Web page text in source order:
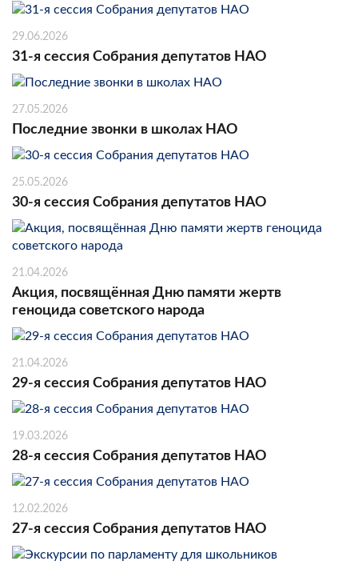
29.06.2026
31-я сессия Собрания депутатов НАО
27.05.2026
Последние звонки в школах НАО
25.05.2026
30-я сессия Собрания депутатов НАО
21.04.2026
Акция, посвящённая Дню памяти жертв
геноцида советского народа
21.04.2026
29-я сессия Собрания депутатов НАО
19.03.2026
28-я сессия Собрания депутатов НАО
12.02.2026
27-я сессия Собрания депутатов НАО